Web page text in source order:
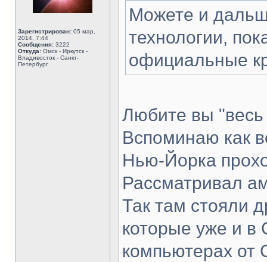
Зарегистрирован: 05 мар,
2014, 7:44
Сообщения: 3222
Откуда: Омск - Иркутск -
Владивосток - Санкт-
Петербург
Можете и
технологии,
официальные
Любите вы
Вспоминаю как
Нью-Йорка
Рассматривал
Так там стояли
которые уже и в
компьютерах